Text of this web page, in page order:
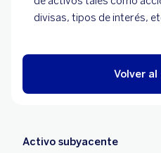
divisas, tipos de interés,
Volver
Activo subyacente